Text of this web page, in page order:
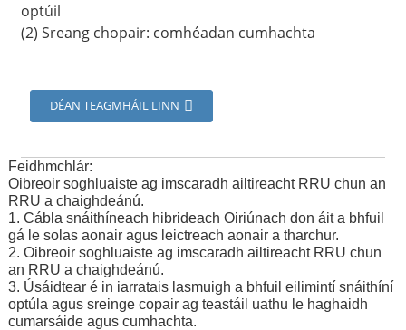
optúil
(2) Sreang chopair: comhéadan cumhachta
DÉAN TEAGMHÁIL LINN
Feidhmchlár:
Oibreoir soghluaiste ag imscaradh ailtireacht RRU chun an
RRU a chaighdeánú.
1. Cábla snáithíneach hibrideach Oiriúnach don áit a bhfuil
gá le solas aonair agus leictreach aonair a tharchur.
2. Oibreoir soghluaiste ag imscaradh ailtireacht RRU chun
an RRU a chaighdeánú.
3. Úsáidtear é in iarratais lasmuigh a bhfuil eilimintí snáithíní
optúla agus sreinge copair ag teastáil uathu le haghaidh
cumarsáide agus cumhachta.